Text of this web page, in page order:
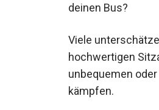
deinen Bus?
Viele
hochwertigen
unbequemen
kämpfen.